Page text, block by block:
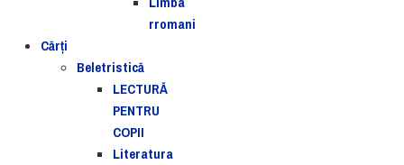
rromani
Cărţi
Beletristică
LECTURĂ
PENTRU
COPII
Literatura